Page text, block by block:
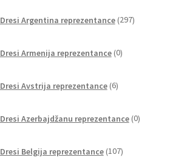
Dresi Argentina reprezentance 297izdelkov
Dresi Armenija reprezentance 0izdelkov
Dresi Avstrija reprezentance 6izdelkov
Dresi Azerbajdžanu reprezentance 0izdelkov
Dresi Belgija reprezentance 107izdelkov